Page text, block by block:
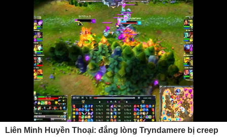
Liên Minh Huyền Thoại: đắng lòng Tryndamere bị creep